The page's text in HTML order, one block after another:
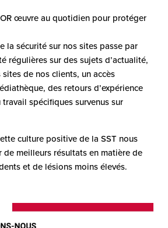
œuvre au quotidien pour protéger
la sécurité sur nos sites passe par
régulières sur des sujets d’actualité,
sites de nos clients, un accès
des retours d’expérience
spécifiques survenus sur
culture positive de la SST nous
de meilleurs résultats en matière de
et de lésions moins élevés.